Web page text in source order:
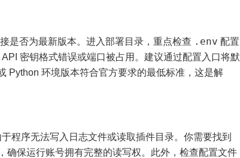
是否为最新版本。进入部署目录，重点检查 .env 配置
密钥格式错误或端口被占用。建议通过配置入口将默
Python 环境版本符合官方要求的最低标准，这是解
程序无法写入日志文件或读取插件目录。你需要找到
确保运行账号拥有完整的读写权。此外，检查配置文件